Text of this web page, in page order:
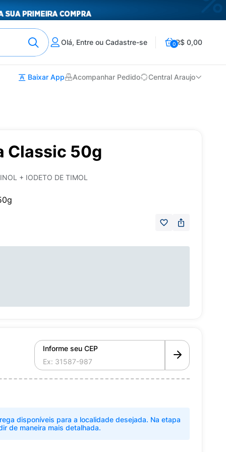
Olá, Entre ou Cadastre-se 0R$ 0,00
Baixar App Acompanhar Pedido Central Araujo
Classic 50g
+ IODETO DE TIMOL
Informe seu CEP
disponíveis para a localidade desejada. Na etapa
de maneira mais detalhada.